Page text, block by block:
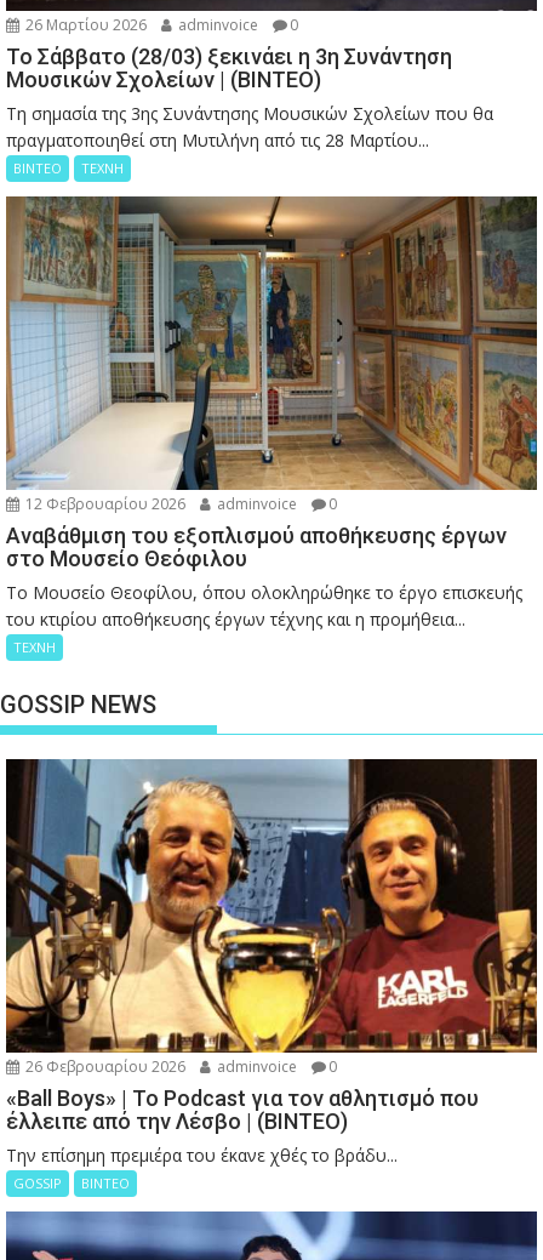
26 Μαρτίου 2026 adminvoice 0
Το Σάββατο (28/03) ξεκινάει η 3η Συνάντηση
Μουσικών Σχολείων | (ΒΙΝΤΕΟ)
Τη σημασία της 3ης Συνάντησης Μουσικών Σχολείων που θα
πραγματοποιηθεί στη Μυτιλήνη από τις 28 Μαρτίου...
ΒΙΝΤΕΟ ΤΕΧΝΗ
12 Φεβρουαρίου 2026 adminvoice 0
Αναβάθμιση του εξοπλισμού αποθήκευσης έργων
στο Μουσείο Θεόφιλου
Το Μουσείο Θεοφίλου, όπου ολοκληρώθηκε το έργο επισκευής
του κτιρίου αποθήκευσης έργων τέχνης και η προμήθεια...
ΤΕΧΝΗ
GOSSIP NEWS
26 Φεβρουαρίου 2026 adminvoice 0
«Ball Boys» | Το Podcast για τον αθλητισμό που
έλλειπε από την Λέσβο | (ΒΙΝΤΕΟ)
Την επίσημη πρεμιέρα του έκανε χθές το βράδυ...
GOSSIP ΒΙΝΤΕΟ